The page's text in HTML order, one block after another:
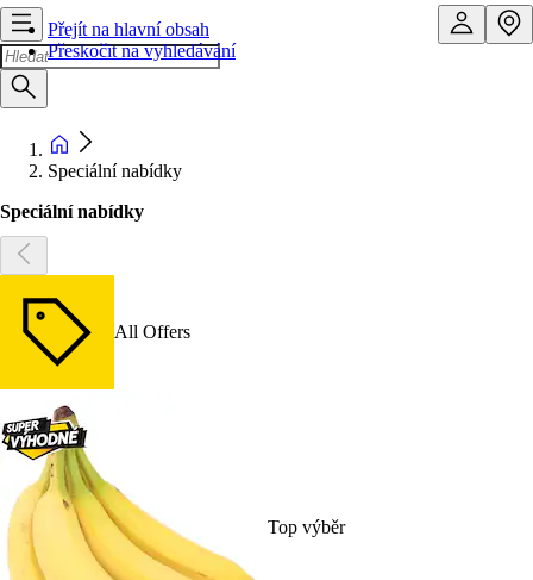
Přejít na hlavní obsah
Přeskočit na vyhledávání
Speciální nabídky
Speciální nabídky
All Offers
Top výběr